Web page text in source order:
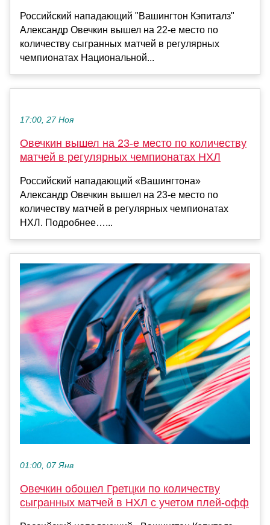
Российский нападающий "Вашингтон Кэпиталз"
Александр Овечкин вышел на 22-е место по
количеству сыгранных матчей в регулярных
чемпионатах Национальной...
17:00, 27 Ноя
Овечкин вышел на 23-е место по количеству
матчей в регулярных чемпионатах НХЛ
Российский нападающий «Вашингтона»
Александр Овечкин вышел на 23‑е место по
количеству матчей в регулярных чемпионатах
НХЛ. Подробнее…...
01:00, 07 Янв
Овечкин обошел Гретцки по количеству
сыгранных матчей в НХЛ с учетом плей‑офф